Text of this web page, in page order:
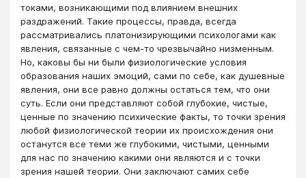
токами, возникающими под влиянием внешних
раздражений. Такие процессы, правда, всегда
рассматривались платонизирующими психологами как
явления, связанные с чем-то чрезвычайно низменным.
Но, каковы бы ни были физиологические условия
образования наших эмоций, сами по себе, как душевные
явления, они все равно должны остаться тем, что они
суть. Если они представляют собой глубокие, чистые,
ценные по значению психические факты, то точки зрения
любой физиологической теории их происхождения они
останутся все теми же глубокими, чистыми, ценными
для нас по значению какими они являются и с точки
зрения нашей теории. Они заключают самих себе